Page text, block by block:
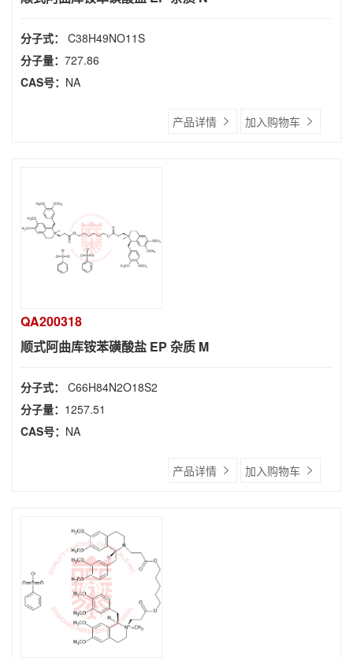
分子式： C38H49NO11S
分子量： 727.86
CAS号： NA
产品详情 加入购物车
QA200318
顺式阿曲库铵苯磺酸盐 EP 杂质 M
分子式： C66H84N2O18S2
分子量： 1257.51
CAS号： NA
产品详情 加入购物车